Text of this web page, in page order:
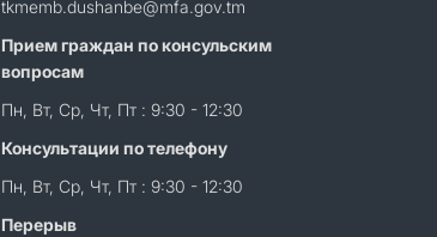
tkmemb.dushanbe@mfa.gov.tm
Прием граждан по консульским
вопросам
Пн, Вт, Ср, Чт, Пт : 9:30 - 12:30
Консультации по телефону
Пн, Вт, Ср, Чт, Пт : 9:30 - 12:30
Перерыв